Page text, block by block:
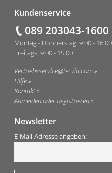
Kundenservice
089 203043-1600
Montag - Donnerstag: 9:00 - 16:00
Freitags: 9:00 - 15:00
Vertriebsservice@tecvia.com
Hilfe
Kontakt
Anmelden oder Registrieren
Newsletter
E-Mail-Adresse angeben: